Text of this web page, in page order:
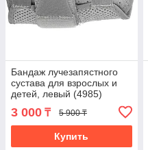
Бандаж лучезапястного
сустава для взрослых и
детей, левый (4985)
3 000 ₸ 5 900 ₸
Купить